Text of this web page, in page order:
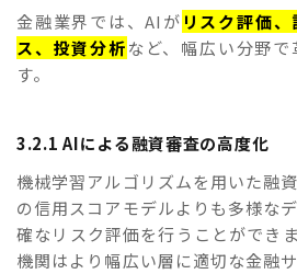
金融業界では、AIが リスク評価
ス、投資分析など、幅広い分野
す。
3.2.1 AIによる融資審査の高度化
機械学習アルゴリズムを用いた融
の信用スコアモデルよりも多様な
確なリスク評価を行うことができ
機関はより幅広い層に適切な金融